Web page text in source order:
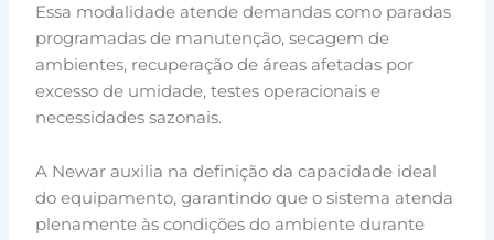
Essa modalidade atende demandas como paradas
programadas de manutenção, secagem de
ambientes, recuperação de áreas afetadas por
excesso de umidade, testes operacionais e
necessidades sazonais.
A Newar auxilia na definição da capacidade ideal
do equipamento, garantindo que o sistema atenda
plenamente às condições do ambiente durante